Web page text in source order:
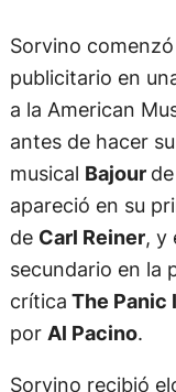
Sorvino
publicitario en
a la American
antes de hacer
musical Bajour
apareció en su
de Carl Reiner, y
secundario en la
crítica The Panic
por Al Pacino.
Sorvino recibió